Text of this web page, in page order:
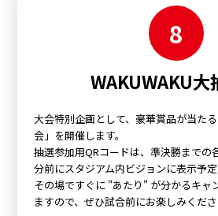
8
WAKUWAKU大
大会特別企画として、豪華賞品が当た
会」を開催します。
抽選参加用QRコードは、準決勝までの
分前にスタジアム内ビジョンに表示予定
その場ですぐに "あたり" が分かるキャ
ますので、ぜひ試合前にお楽しみくださ